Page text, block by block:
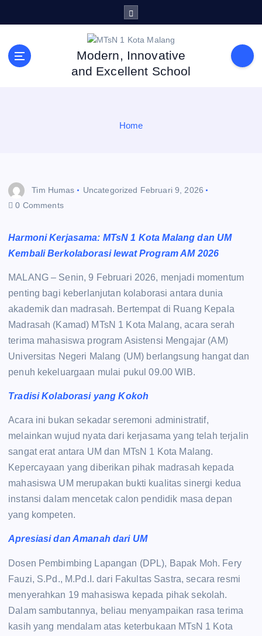
Modern, Innovative
and Excellent School
Home
Tim Humas Uncategorized Februari 9, 2026
0 Comments
Harmoni Kerjasama: MTsN 1 Kota Malang dan UM
Kembali Berkolaborasi lewat Program AM 2026
MALANG – Senin, 9 Februari 2026, menjadi momentum
penting bagi keberlanjutan kolaborasi antara dunia
akademik dan madrasah. Bertempat di Ruang Kepala
Madrasah (Kamad) MTsN 1 Kota Malang, acara serah
terima mahasiswa program Asistensi Mengajar (AM)
Universitas Negeri Malang (UM) berlangsung hangat dan
penuh kekeluargaan mulai pukul 09.00 WIB.
Tradisi Kolaborasi yang Kokoh
Acara ini bukan sekadar seremoni administratif,
melainkan wujud nyata dari kerjasama yang telah terjalin
sangat erat antara UM dan MTsN 1 Kota Malang.
Kepercayaan yang diberikan pihak madrasah kepada
mahasiswa UM merupakan bukti kualitas sinergi kedua
instansi dalam mencetak calon pendidik masa depan
yang kompeten.
Apresiasi dan Amanah dari UM
Dosen Pembimbing Lapangan (DPL), Bapak Moh. Fery
Fauzi, S.Pd., M.Pd.I. dari Fakultas Sastra, secara resmi
menyerahkan 19 mahasiswa kepada pihak sekolah.
Dalam sambutannya, beliau menyampaikan rasa terima
kasih yang mendalam atas keterbukaan MTsN 1 Kota